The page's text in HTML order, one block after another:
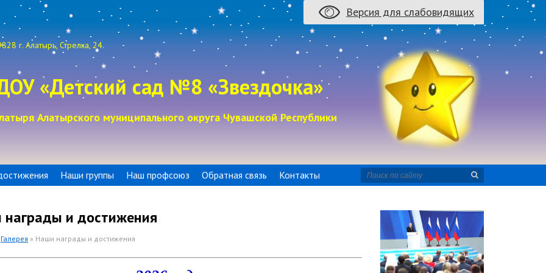
Версия для слабовидящих
г. Алатырь, Стрелка, 24.
«Детский сад №8 «Звездочка»
Алатырского муниципального округа Чувашской Республики
Наши группы Наш профсоюз Обратная связь Контакты
и достижения
Галерея » Наши награды и достижения